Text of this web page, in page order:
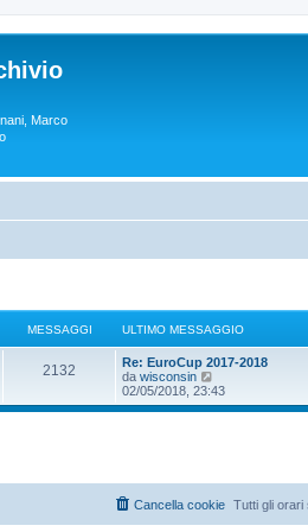
Marco
MESSAGGI ULTIMO MESSAGGIO
2132
Re: EuroCup 2017-2018
da wisconsin
e
d
o
02/05/2018, 23:43
Tutti gli orari
Cancella cookie